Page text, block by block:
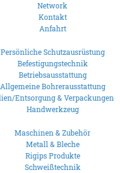
Network
Kontakt
Anfahrt
Persönliche Schutzausrüstung
Befestigungstechnik
Betriebsausstattung
Allgemeine Bohrerausstattung
Entsorgung & Verpackungen
Handwerkzeug
Maschinen & Zubehör
Metall & Bleche
Rigips Produkte
Schweißtechnik